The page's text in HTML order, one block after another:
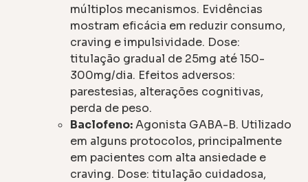
múltiplos mecanismos. Evidências
mostram eficácia em reduzir consumo,
craving e impulsividade. Dose:
titulação gradual de 25mg até 150-
300mg/dia. Efeitos adversos:
parestesias, alterações cognitivas,
perda de peso.
Baclofeno:Agonista GABA-B. Utilizado
em alguns protocolos, principalmente
em pacientes com alta ansiedade e
craving. Dose: titulação cuidadosa,